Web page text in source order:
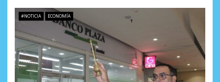
e
e
n
t
#NOTICIA ECONOMÍA